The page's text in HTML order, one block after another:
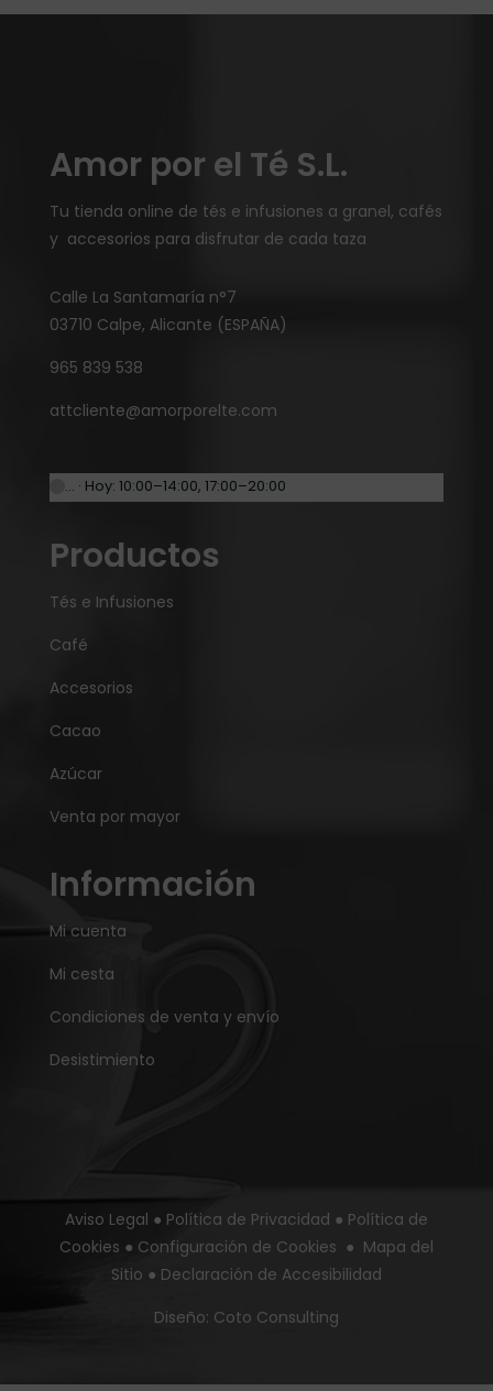
Amor por el Té S.L.
Tu tienda online de tés e infusiones a granel, cafés
y accesorios para disfrutar de cada taza
Calle La Santamaría n°7
03710 Calpe, Alicante (ESPAÑA)
965 839 538
attcliente@amorporelte.com
… · Hoy: 10:00–14:00, 17:00–20:00
Productos
Tés e Infusiones
Café
Accesorios
Cacao
Azúcar
Venta por mayor
Información
Mi cuenta
Mi cesta
Condiciones de venta y envío
Desistimiento
Aviso Legal ● Política de Privacidad ● Política de
Cookies ● Configuración de Cookies ● Mapa del
Sitio ● Declaración de Accesibilidad
Diseño: Coto Consulting